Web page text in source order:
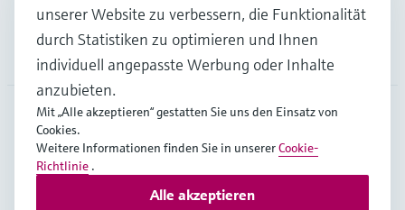
DEU • Deutsch
unserer Website zu verbessern, die Funktionalität
durch Statistiken zu optimieren und Ihnen
individuell angepasste Werbung oder Inhalte
anzubieten.
Mit „Alle akzeptieren“ gestatten Sie uns den Einsatz von
Cookies.
Weitere Informationen finden Sie in unsererCookie-
Richtlinie .
Alle akzeptieren